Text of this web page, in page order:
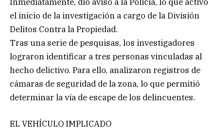
el inicio de la investigación a cargo de la División
Delitos Contra la Propiedad.
Tras una serie de pesquisas, los investigadores
lograron identificar a tres personas vinculadas al
hecho delictivo. Para ello, analizaron registros de
cámaras de seguridad de la zona, lo que permitió
determinar la vía de escape de los delincuentes.
EL VEHÍCULO IMPLICADO